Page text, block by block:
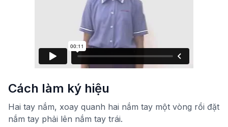
Cách làm ký hiệu
Hai tay nắm, xoay quanh hai nắm tay một vòng rồi đặt
nắm tay phải lên nắm tay trái.